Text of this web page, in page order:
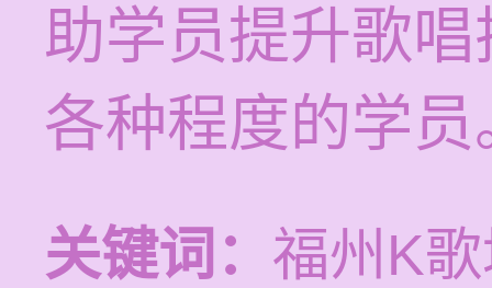
助学员提升歌
各种程度的学员
关键词： 福州K